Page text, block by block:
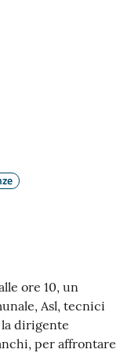
ore 10, un
Asl, tecnici
dirigente
per affrontare